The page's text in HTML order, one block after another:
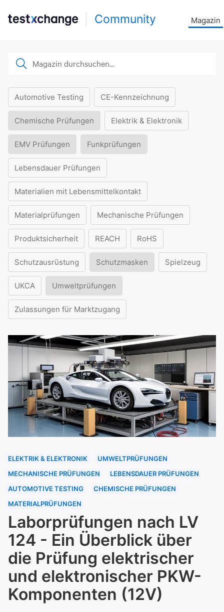
Community Magazin
Automotive Testing CE-Kennzeichnung
Chemische Prüfungen Elektrik & Elektronik
EMV Prüfungen Funkprüfungen
Lebensdauer Prüfungen
Materialien mit Lebensmittelkontakt
Materialprüfungen Mechanische Prüfungen
Produktsicherheit REACH RoHS
Schutzausrüstung Schutzmasken Spielzeug
UKCA Umweltprüfungen
Zulassungen für Marktzugang
ELEKTRIK & ELEKTRONIK
UMWELTPRÜFUNGEN
MECHANISCHE PRÜFUNGEN
LEBENSDAUER PRÜFUNGEN
AUTOMOTIVE TESTING
CHEMISCHE PRÜFUNGEN
MATERIALPRÜFUNGEN
Laborprüfungen nach LV
124 - Ein Überblick über
die Prüfung elektrischer
und elektronischer PKW-
Komponenten (12V)